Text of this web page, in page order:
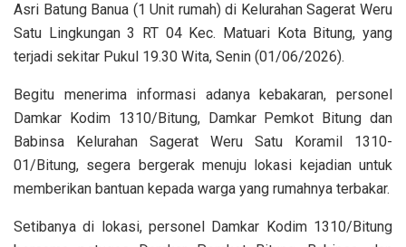
Asri Batung Banua (1 Unit rumah) di Kelurahan Sagerat Weru
Satu Lingkungan 3 RT 04 Kec. Matuari Kota Bitung, yang
terjadi sekitar Pukul 19.30 Wita, Senin (01/06/2026).
Begitu menerima informasi adanya kebakaran, personel
Damkar Kodim 1310/Bitung, Damkar Pemkot Bitung dan
Babinsa Kelurahan Sagerat Weru Satu Koramil 1310-
01/Bitung, segera bergerak menuju lokasi kejadian untuk
memberikan bantuan kepada warga yang rumahnya terbakar.
Setibanya di lokasi, personel Damkar Kodim 1310/Bitung